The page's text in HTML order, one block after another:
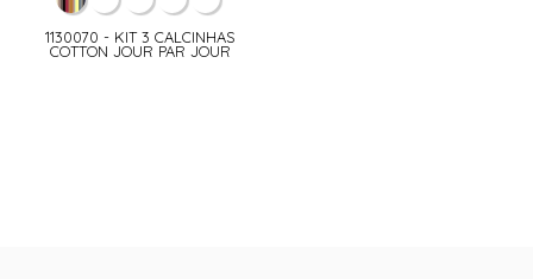
1130070 - KIT 3 CALCINHAS
COTTON JOUR PAR JOUR